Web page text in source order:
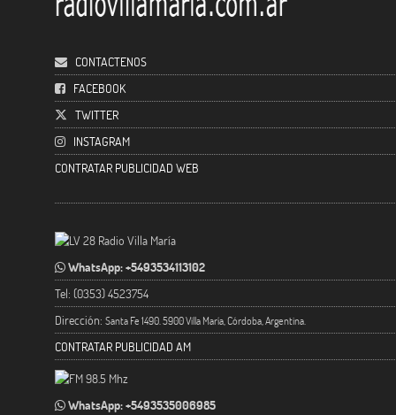
CONTACTENOS
FACEBOOK
TWITTER
INSTAGRAM
CONTRATAR PUBLICIDAD WEB
WhatsApp: +5493534113102
Tel: (0353) 4523754
Dirección: Santa Fe 1490. 5900 Villa María, Córdoba, Argentina.
CONTRATAR PUBLICIDAD AM
WhatsApp: +5493535006985